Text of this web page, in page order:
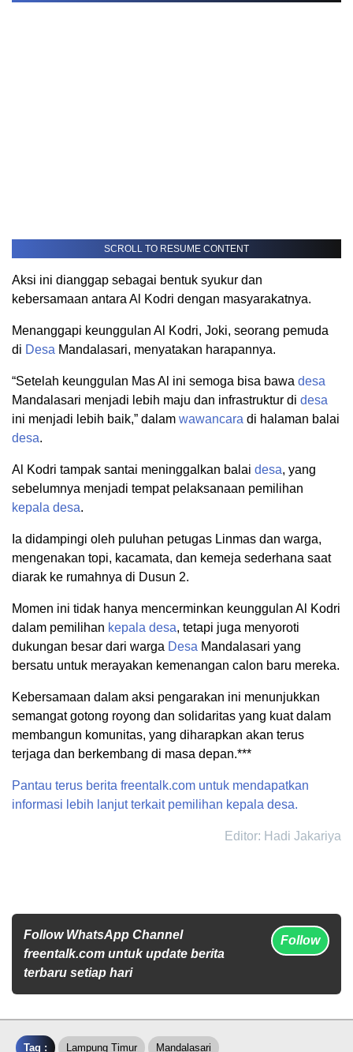
SCROLL TO RESUME CONTENT
Aksi ini dianggap sebagai bentuk syukur dan
kebersamaan antara Al Kodri dengan masyarakatnya.
Menanggapi keunggulan Al Kodri, Joki, seorang pemuda
di Desa Mandalasari, menyatakan harapannya.
“Setelah keunggulan Mas Al ini semoga bisa bawa desa
Mandalasari menjadi lebih maju dan infrastruktur di desa
ini menjadi lebih baik,” dalam wawancara di halaman balai
desa.
Al Kodri tampak santai meninggalkan balai desa, yang
sebelumnya menjadi tempat pelaksanaan pemilihan
kepala desa.
Ia didampingi oleh puluhan petugas Linmas dan warga,
mengenakan topi, kacamata, dan kemeja sederhana saat
diarak ke rumahnya di Dusun 2.
Momen ini tidak hanya mencerminkan keunggulan Al Kodri
dalam pemilihan kepala desa, tetapi juga menyoroti
dukungan besar dari warga Desa Mandalasari yang
bersatu untuk merayakan kemenangan calon baru mereka.
Kebersamaan dalam aksi pengarakan ini menunjukkan
semangat gotong royong dan solidaritas yang kuat dalam
membangun komunitas, yang diharapkan akan terus
terjaga dan berkembang di masa depan.***
Pantau terus berita freentalk.com untuk mendapatkan
informasi lebih lanjut terkait pemilihan kepala desa.
Editor: Hadi Jakariya
Follow WhatsApp Channel
freentalk.com untuk update berita
terbaru setiap hari
Follow
Tag : Lampung Timur Mandalasari